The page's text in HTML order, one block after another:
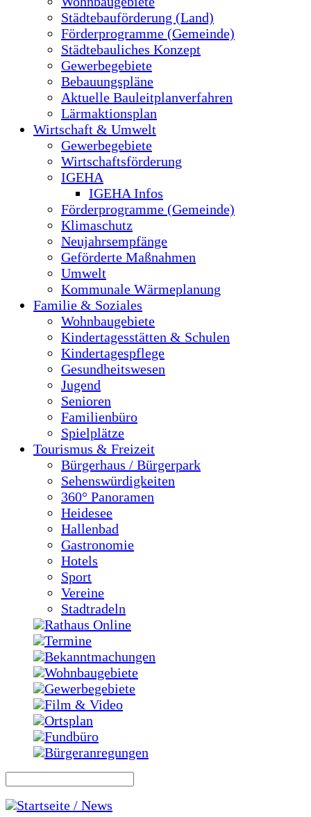
Städtebauförderung (Land)
Förderprogramme (Gemeinde)
Städtebauliches Konzept
Gewerbegebiete
Bebauungspläne
Aktuelle Bauleitplanverfahren
Lärmaktionsplan
Wirtschaft & Umwelt
Gewerbegebiete
Wirtschaftsförderung
IGEHA
IGEHA Infos
Förderprogramme (Gemeinde)
Klimaschutz
Neujahrsempfänge
Geförderte Maßnahmen
Umwelt
Kommunale Wärmeplanung
Familie & Soziales
Wohnbaugebiete
Kindertagesstätten & Schulen
Kindertagespflege
Gesundheitswesen
Jugend
Senioren
Familienbüro
Spielplätze
Tourismus & Freizeit
Bürgerhaus / Bürgerpark
Sehenswürdigkeiten
360° Panoramen
Heidesee
Hallenbad
Gastronomie
Hotels
Sport
Vereine
Stadtradeln
Rathaus Online
Termine
Bekanntmachungen
Wohnbaugebiete
Gewerbegebiete
Film & Video
Ortsplan
Fundbüro
Bürgeranregungen
Startseite / News